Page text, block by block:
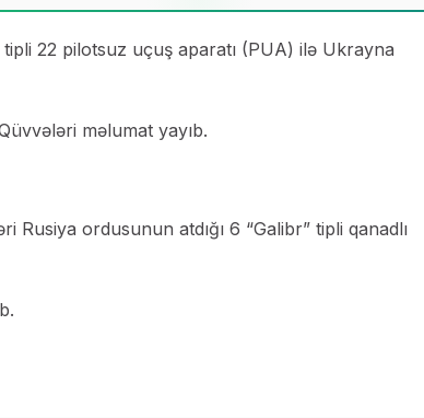
22 pilotsuz uçuş aparatı (PUA) ilə Ukrayna
məlumat yayıb.
ordusunun atdığı 6 “Galibr” tipli qanadlı